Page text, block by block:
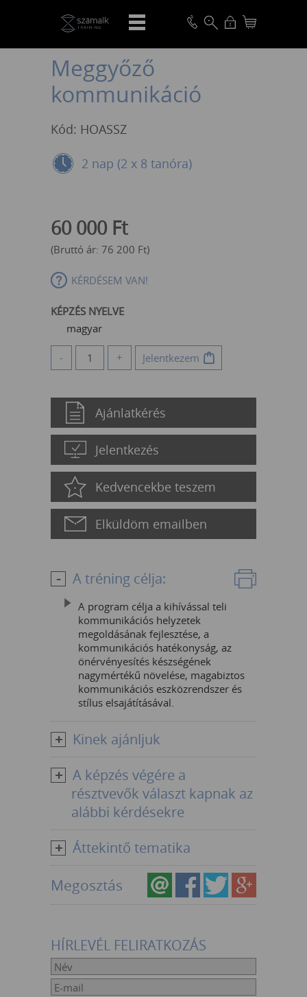
VISSZA
Meggyőző
kommunikáció
Kód: HOASSZ
2 nap (2 x 8 tanóra)
60 000 Ft
(Bruttó ár: 76 200 Ft)
KÉRDÉSEM VAN!
KÉPZÉS NYELVE
magyar
- + Jelentkezem
Ajánlatkérés
Jelentkezés
Kedvencekbe teszem
Elküldöm emailben
A tréning célja:
A program célja a kihívással teli
kommunikációs helyzetek
megoldásának fejlesztése, a
kommunikációs hatékonyság, az
önérvényesítés készségének
nagymértékű növelése, magabiztos
kommunikációs eszközrendszer és
stílus elsajátításával.
Kinek ajánljuk
A képzés végére a
résztvevők választ kapnak az
alábbi kérdésekre
Áttekintő tematika
Megosztás
HÍRLEVÉL FELIRATKOZÁS